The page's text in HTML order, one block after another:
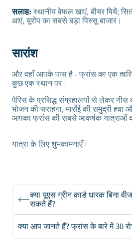
सलाह: स्थानीय वेफल खाएं, बीयर पियें;
आएं, यूरोप का सबसे बड़ा पिस्सू बाजार।
सारांश
और वहाँ आपके पास है - फ्रांस का एक
कुछ एक स्थान पर।
पेरिस के प्रसिद्ध संग्रहालयों से लेकर नीस
भोजन की सराहना, मार्सेई की समुद्री हवा
आपका फ्रांस की सबसे आकर्षक यात्राओं का
यात्रा के लिए शुभकामनाएँ।
क्या यूएस ग्रीन कार्ड धारक बिना
सकते हैं?
क्या आप जानते हैं? फ्रांस के बारे में 30